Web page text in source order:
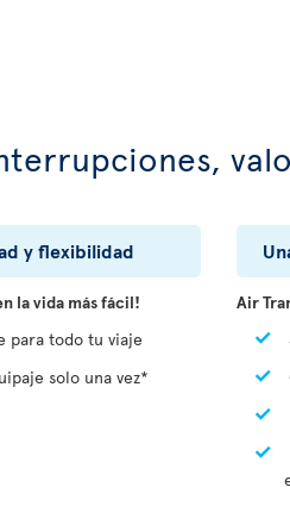
y flexibilidad
la vida más fácil!
para todo tu viaje
solo una vez*
Air